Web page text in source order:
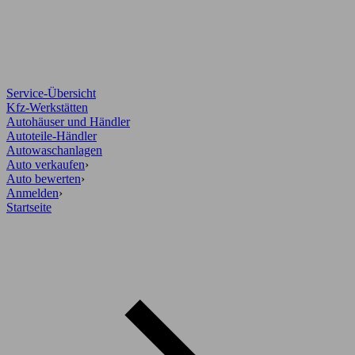
Service-Übersicht
Kfz-Werkstätten
Autohäuser und Händler
Autoteile-Händler
Autowaschanlagen
Auto verkaufen›
Auto bewerten›
Anmelden›
Startseite